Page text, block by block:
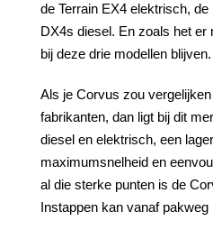
de Terrain EX4 elektrisch,
DX4s diesel. En zoals het er
bij deze drie modellen blijven.
Als je Corvus zou
fabrikanten, dan ligt bij dit
diesel en elektrisch, een
maximumsnelheid en
al die sterke punten is de
Instappen kan vanaf pakweg